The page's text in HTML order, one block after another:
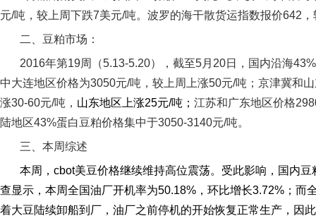
元/吨，较上周下跌7美元/吨。波罗的海干散货运指数报价642
二、豆粕市场：
2016年第19周（5.13-5.20），截至5月 20日，国内沿海43%
中大连地区价格为3050元/吨，较上周上涨50元/吨；京津冀和
涨30-60元/吨， 山东地区上涨25元/吨； 江苏和广东地区价格
陆地区43%蛋白豆粕价格集中于3050-3140元/吨。
三、本周综述
本周， cbot美豆价格继续维持高位震荡。受此影响，国内
查显示，本周全国油厂开机率为50.18% ，环比增长3.72% ；而
着大豆陆续卸船到厂，油厂之前停机的开始恢复正常生产，因